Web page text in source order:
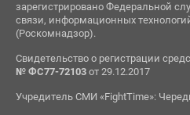
зарегистрировано Федеральной
связи, информационных
(Роскомнадзор).
Свидетельство о регистрации
№ ФС77-72103от 29.12.2017
Учредитель СМИ «FightTime»: